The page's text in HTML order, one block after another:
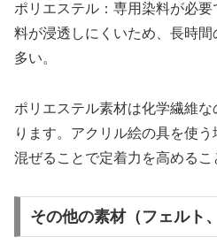
ポリエステル：専用染料が必
料が浸透しにくいため、長時
多い。
ポリエステル素材は化学繊維
ります。アクリル絵の具を使
混ぜることで定着力を高めるこ
その他の素材（フェルト